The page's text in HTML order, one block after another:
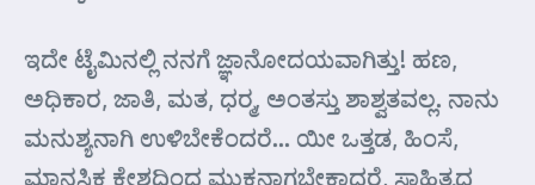
ಇದೇ ಟೈಮಿನಲ್ಲಿ ನನಗೆ ಜ್ಞಾನೋದಯವಾಗಿತ್ತು! ಹಣ,
ಅಧಿಕಾರ, ಜಾತಿ, ಮತ, ಧರ್‍ಮ, ಅಂತಸ್ತು ಶಾಶ್ವತವಲ್ಲ. ನಾನು
ಮನುಶ್ಯನಾಗಿ ಉಳಿಬೇಕೆಂದರೆ… ಯೀ ಒತ್ತಡ, ಹಿಂಸೆ,
ಮಾನಸಿಕ ಕ್ಲೇಶದಿಂದ ಮುಕ್ತನಾಗಬೇಕಾದರೆ, ಸಾಹಿತ್ಯದ